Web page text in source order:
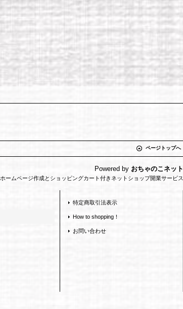
ページトップへ
Powered by おちゃのこネット
ホームページ作成とショッピングカート付きネットショップ開業サービス
特定商取引法表示
How to shopping！
お問い合わせ